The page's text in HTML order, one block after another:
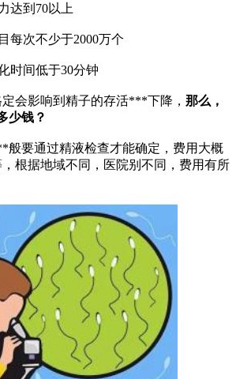
到70以上
次不少于2000万个
间低于30分钟
影响到精子的存活***下降， 那么，
少钱？
要通过精液检查才能确定，费用大概
根据地域不同，医院别不同，费用有所